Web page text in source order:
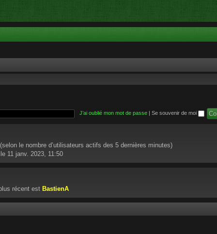
J’ai oublié mon mot de passe Se souvenir de moi
le nombre d’utilisateurs actifs des 5 dernières minutes)
11 janv. 2023, 11:50
récent est BastienA